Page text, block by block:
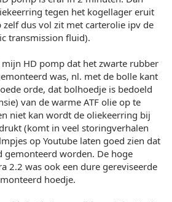
tegen het kogellager eruit
dus vol zit met carterolie ipv de
transmission fluid).
HD pomp dat het zwarte rubber
was, nl. met de bolle kant
orde, dat bolhoedje is bedoeld
van de warme ATF olie op te
niet kan wordt de oliekeerring bij
(komt in veel storingverhalen
op Youtube laten goed zien dat
gemonteerd worden. De hoge
2.2 was ook een dure gereviseerde
hoedje.